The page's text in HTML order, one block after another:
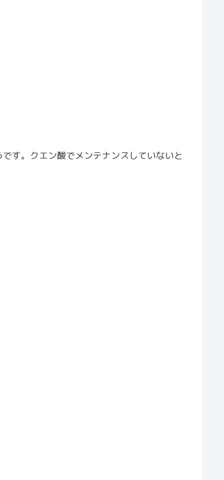
す。クエン酸でメンテナンスしていないと